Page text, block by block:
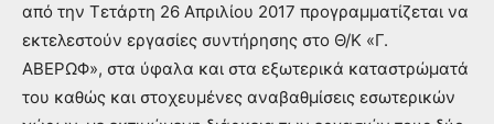
από την Τετάρτη 26 Απριλίου 2017 προγραμματίζεται να
εκτελεστούν εργασίες συντήρησης στο Θ/Κ «Γ.
ΑΒΕΡΩΦ», στα ύφαλα και στα εξωτερικά καταστρώματά
του καθώς και στοχευμένες αναβαθμίσεις εσωτερικών